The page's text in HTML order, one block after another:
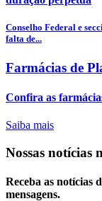
Conselho Federal e
falta de...
Farmácias de
Confira as
Saiba mais
Nossas notícias
Receba as notícias
mensagens.